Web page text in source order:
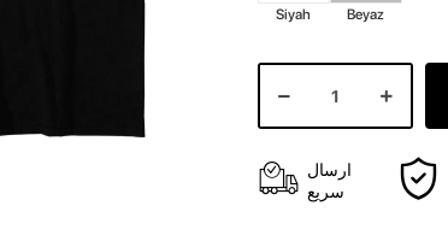
Siyah Beyaz
ارسال
سريع